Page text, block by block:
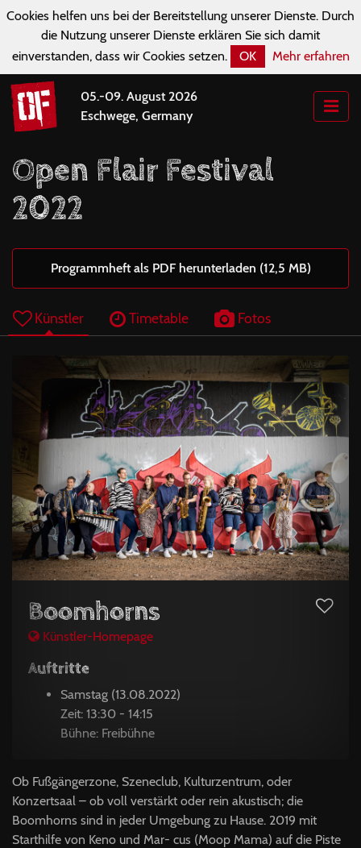
Cookies helfen uns bei der Bereitstellung unserer Dienste. Durch
die Nutzung unserer Dienste erklären Sie sich damit
einverstanden, dass wir Cookies setzen.
OK Mehr erfahren
05.-09. August 2026
Eschwege, Germany
Open Flair Festival
2022
Programmheft als PDF herunterladen (12,5 MB)
Künstler Timetable Fotos
Boomhorns
Künstler-Homepage
Auftritte
Samstag (13.08.2022)
Zeit: 13:30 - 14:15
Bühne: Freibühne
Ob Fußgängerzone, Szeneclub, Kulturzentrum, oder
Konzertsaal – ob voll verstärkt oder rein akustisch; die
Boomhorns sind in jeder Umgebung zu Hause. 2019 mit
Starthilfe von Keno und Mar- cus (Moop Mama) auf die Piste